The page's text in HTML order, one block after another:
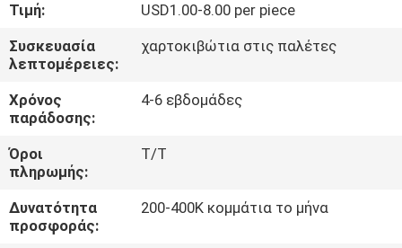
ΠΟΙΟΤΙΚΌΣ
ΈΛΕΓΧΟΣ
ΜΑΣ
ΕΛΆΤΕ
ΣΕ
ΕΠΑΦΉ
ΜΕ
Τιμή:
USD1.00-8.00 per piece
Συσκευασία
λεπτομέρειες:
χαρτοκιβώτια στις παλέτες
Χρόνος
παράδοσης:
4-6 εβδομάδες
Όροι
πληρωμής:
T/T
Δυνατότητα
προσφοράς:
200-400K κομμάτια το μήνα